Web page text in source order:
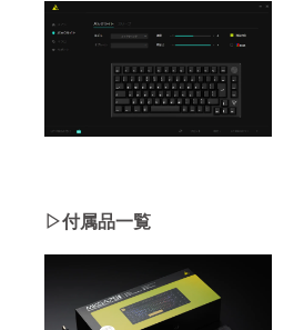
▷付属品一覧